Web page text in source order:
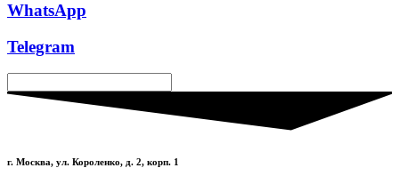
WhatsApp
Telegram
г. Москва, ул. Короленко, д. 2, корп. 1